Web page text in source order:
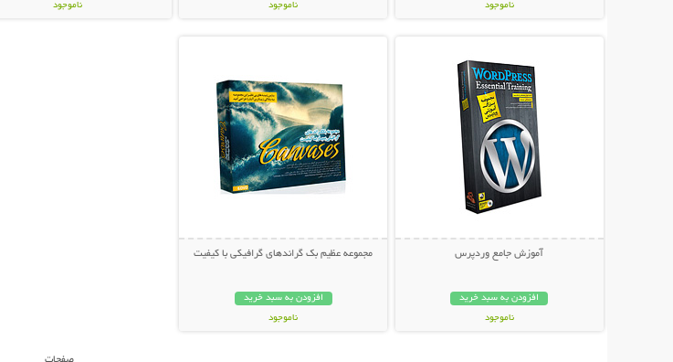
ناموجود
ناموجود
ناموجود
آموزش جامع وردپرس
افزودن به سبد خرید
ناموجود
مجموعه عظیم بک گراندهای گرافیکی با کیفیت
افزودن به سبد خرید
ناموجود